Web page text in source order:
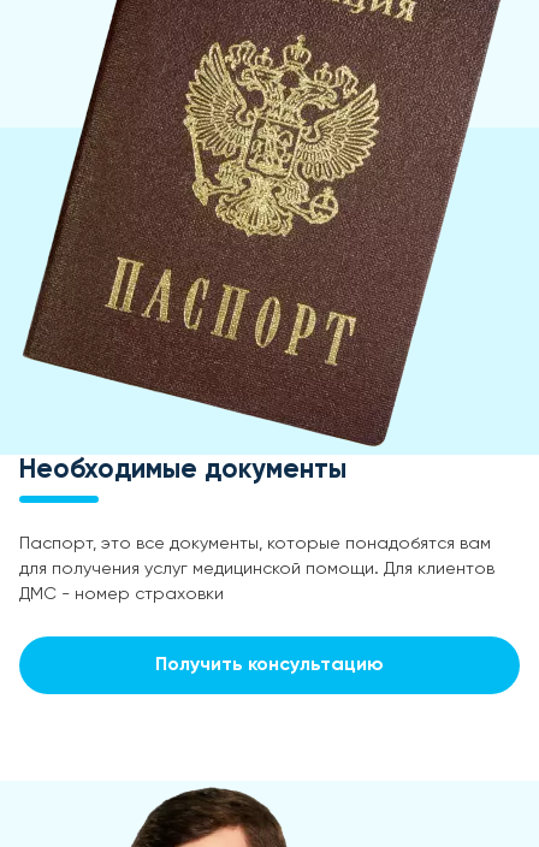
Необходимые документы
Паспорт, это все документы, которые понадобятся вам
для получения услуг медицинской помощи. Для клиентов
ДМС - номер страховки
Получить консультацию